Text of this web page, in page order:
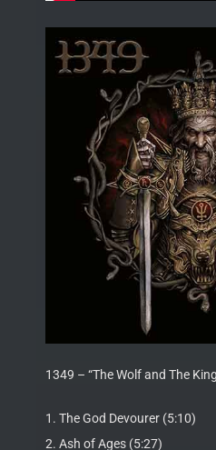
1349 – “The Wolf and The
1. The God Devourer (5:10)
2. Ash of Ages (5:27)